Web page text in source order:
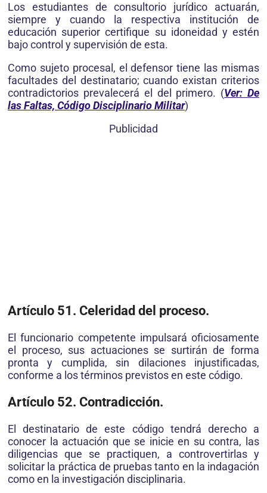
Los estudiantes de consultorio jurídico actuarán,
siempre y cuando la respectiva institución de
educación superior certifique su idoneidad y estén
bajo control y supervisión de esta.
Como sujeto procesal, el defensor tiene las mismas
facultades del destinatario; cuando existan criterios
contradictorios prevalecerá el del primero. (Ver: De
las Faltas, Código Disciplinario Militar)
Publicidad
Artículo 51. Celeridad del proceso.
El funcionario competente impulsará oficiosamente
el proceso, sus actuaciones se surtirán de forma
pronta y cumplida, sin dilaciones injustificadas,
conforme a los términos previstos en este código.
Artículo 52. Contradicción.
El destinatario de este código tendrá derecho a
conocer la actuación que se inicie en su contra, las
diligencias que se practiquen, a controvertirlas y
solicitar la práctica de pruebas tanto en la indagación
como en la investigación disciplinaria.